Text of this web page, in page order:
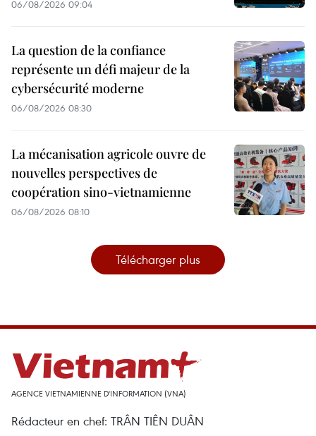
06/08/2026 09:04
La question de la confiance
représente un défi majeur de la
cybersécurité moderne
06/08/2026 08:30
La mécanisation agricole ouvre de
nouvelles perspectives de
coopération sino-vietnamienne
06/08/2026 08:10
Télécharger plus
AGENCE VIETNAMIENNE D'INFORMATION (VNA)
Rédacteur en chef: TRÂN TIÊN DUÂN